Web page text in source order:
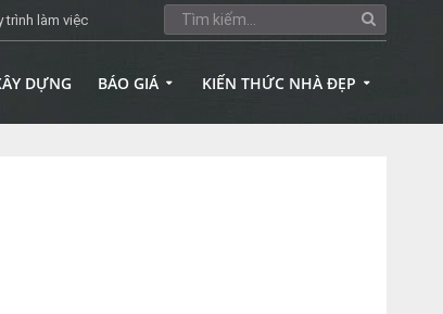
trình làm việc
DỰNG BÁO GIÁ KIẾN THỨC NHÀ ĐẸP